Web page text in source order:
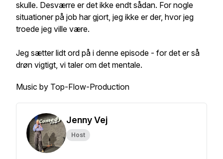
skulle. Desværre er det ikke endt sådan. For nogle
situationer på job har gjort, jeg ikke er der, hvor jeg
troede jeg ville være.
Jeg sætter lidt ord på i denne episode - for det er så
drøn vigtigt, vi taler om det mentale.
Music by Top-Flow-Production
Jenny Vej
Host